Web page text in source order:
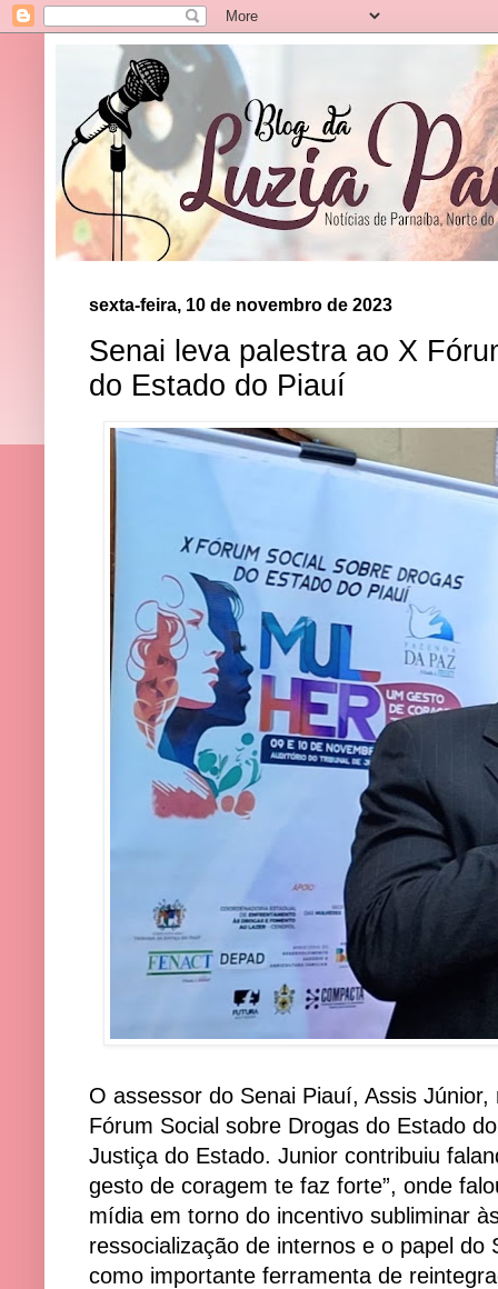
sexta-feira, 10 de novembro de 2023
Senai leva palestra ao X
do Estado do Piauí
O assessor do Senai Piauí, Assis
Fórum Social sobre Drogas do Estado
Justiça do Estado. Junior contribuiu
gesto de coragem te faz forte”, onde
mídia em torno do incentivo subliminar
ressocialização de internos e o papel do
como importante ferramenta de